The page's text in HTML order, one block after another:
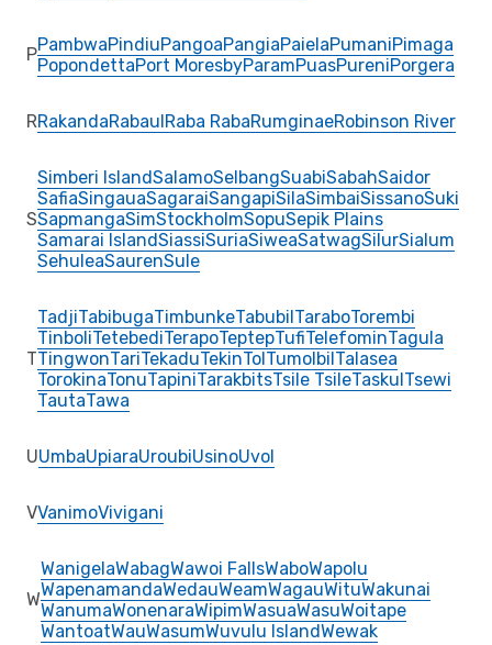
PPambwaPindiuPangoaPangiaPaielaPumaniPimaga
PopondettaPort MoresbyParamPuasPureniPorgera
RRakandaRabaulRaba RabaRumginaeRobinson River
S
Simberi IslandSalamoSelbangSuabiSabahSaidor
SafiaSingauaSagaraiSangapiSilaSimbaiSissanoSuki
SapmangaSimStockholmSopuSepik Plains
Samarai IslandSiassiSuriaSiweaSatwagSilurSialum
SehuleaSaurenSule
T
TadjiTabibugaTimbunkeTabubilTaraboTorembi
TinboliTetebediTerapoTeptepTufiTelefominTagula
TingwonTariTekaduTekinTolTumolbilTalasea
TorokinaTonuTapiniTarakbitsTsile TsileTaskulTsewi
TautaTawa
UUmbaUpiaraUroubiUsinoUvol
VVanimoVivigani
W
WanigelaWabagWawoi FallsWaboWapolu
WapenamandaWedauWeamWagauWituWakunai
WanumaWonenaraWipimWasuaWasuWoitape
WantoatWauWasumWuvulu IslandWewak